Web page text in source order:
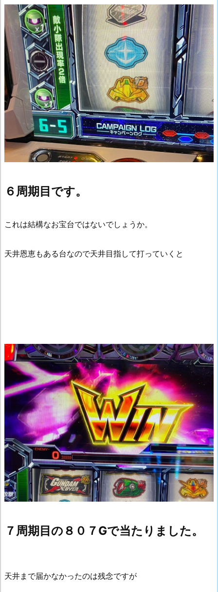
６周期目です。
これは結構なお宝台ではないでしょうか。
天井恩恵もある台なので天井目指して打っていくと
７周期目の８０７Gで当たりました。
天井まで届かなかったのは残念ですが